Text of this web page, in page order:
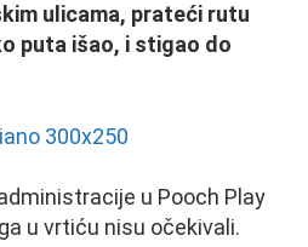
ulicama, prateći rutu
puta išao, i stigao do
u Pooch Play
u vrtiću nisu očekivali.